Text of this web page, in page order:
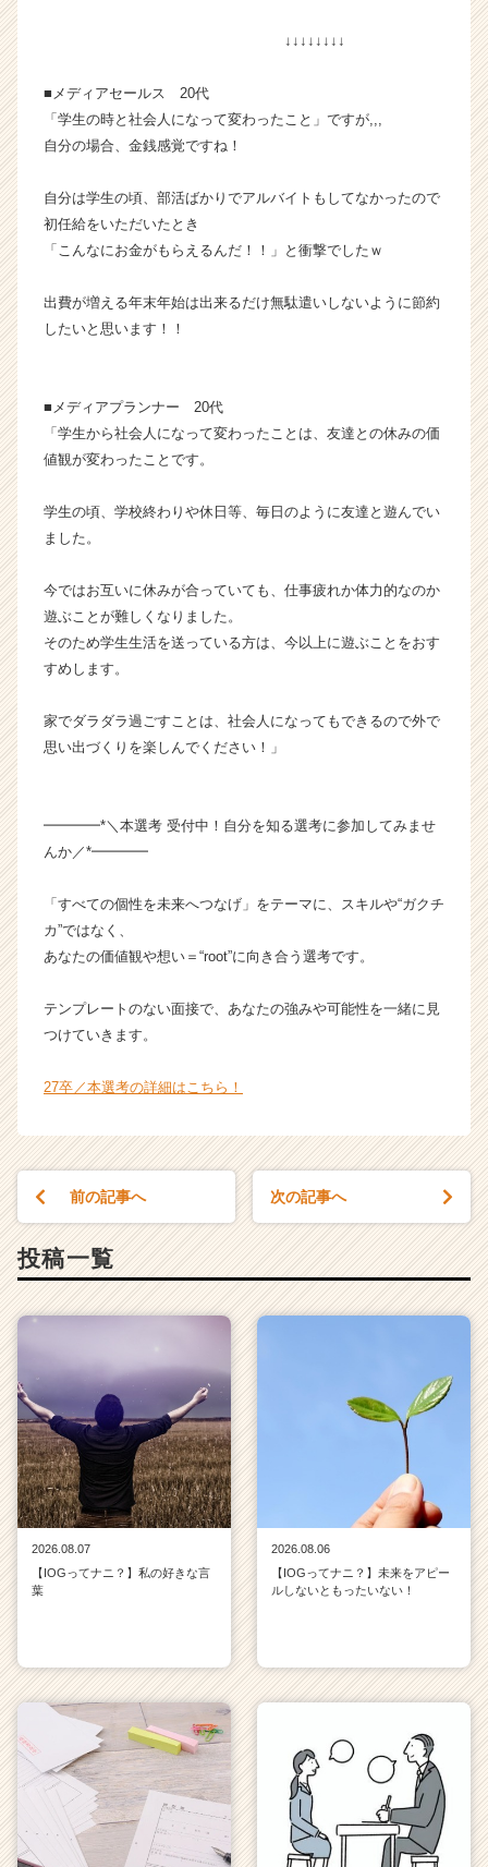
企
業
か
カ
ウ
ト
届
く
ト
チ
キ
（C
h
e
C
r
r）
↓↓↓↓↓↓↓↓
■メディアセールス 20代
「学生の時と社会人になって変わったこと」ですが,,,
自分の場合、金銭感覚ですね！
自分は学生の頃、部活ばかりでアルバイトもしてなかったので
初任給をいただいたとき
「こんなにお金がもらえるんだ！！」と衝撃でしたｗ
出費が増える年末年始は出来るだけ無駄遣いしないように節約
したいと思います！！
■メディアプランナー 20代
「学生から社会人になって変わったことは、友達との休みの価
値観が変わったことです。
学生の頃、学校終わりや休日等、毎日のように友達と遊んでい
ました。
今ではお互いに休みが合っていても、仕事疲れか体力的なのか
遊ぶことが難しくなりました。
そのため学生生活を送っている方は、今以上に遊ぶことをおす
すめします。
家でダラダラ過ごすことは、社会人になってもできるので外で
思い出づくりを楽しんでください！」
━━━━*＼本選考 受付中！自分を知る選考に参加してみませ
んか／*━━━━
「すべての個性を未来へつなげ」をテーマに、スキルや“ガクチ
カ”ではなく、
あなたの価値観や想い＝“root”に向き合う選考です。
テンプレートのない面接で、あなたの強みや可能性を一緒に見
つけていきます。
27卒／本選考の詳細はこちら！
前の記事へ 次の記事へ
投稿一覧
2026.08.07
【IOGってナニ？】私の好きな言
葉
2026.08.06
【IOGってナニ？】未来をアピー
ルしないともったいない！